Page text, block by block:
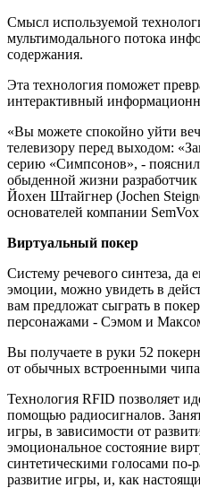
Смысл используемой
мультимодального потока
содержания.
Эта технология поможет
интерактивный
«Вы можете спокойно уйти
телевизору перед выходом:
серию «Симпсонов», -
обыденной жизни
Йохен Штайгнер (Jochen
основателей компании
Виртуальный покер
Систему речевого синтеза, да
эмоции, можно увидеть в
вам предложат сыграть в
персонажами - Сэмом и
Вы получаете в руки 52
от обычных встроенными
Технология RFID позволяет
помощью радиосигналов.
игры, в зависимости от
эмоциональное состояние
синтетическими голосами по-
развитие игры, и, как